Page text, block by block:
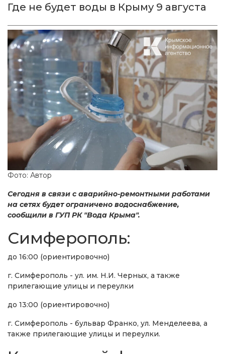
Где не будет воды в Крыму 9 августа
Фото: Автор
Сегодня в связи с аварийно-ремонтными работами
на сетях будет ограничено водоснабжение,
сообщили в ГУП РК "Вода Крыма".
Симферополь:
до 16:00 (ориентировочно)
г. Симферополь - ул. им. Н.И. Черных, а также
прилегающие улицы и переулки
до 13:00 (ориентировочно)
г. Симферополь - бульвар Франко, ул. Менделеева, а
также прилегающие улицы и переулки.